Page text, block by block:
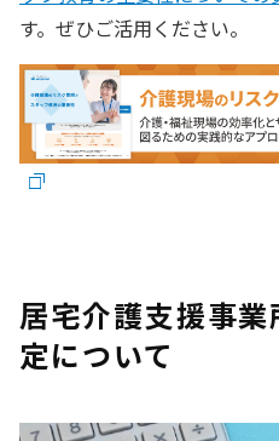
す。ぜひご活用ください。
居宅介護支援事
定について